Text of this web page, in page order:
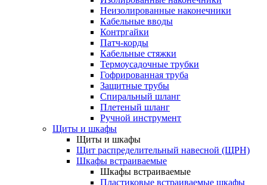
Неизолированные наконечники
Кабельные вводы
Контргайки
Патч-корды
Кабельные стяжки
Термоусадочные трубки
Гофрированная труба
Защитные трубы
Спиральный шланг
Плетеный шланг
Ручной инструмент
Щиты и шкафы
Щиты и шкафы
Щит распределительный навесной (ЩРН)
Шкафы встраиваемые
Шкафы встраиваемые
Пластиковые встраиваемые шкафы